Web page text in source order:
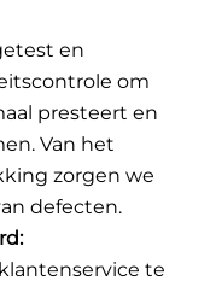
en
om
presteert en
Van het
zorgen we
defecten.
te